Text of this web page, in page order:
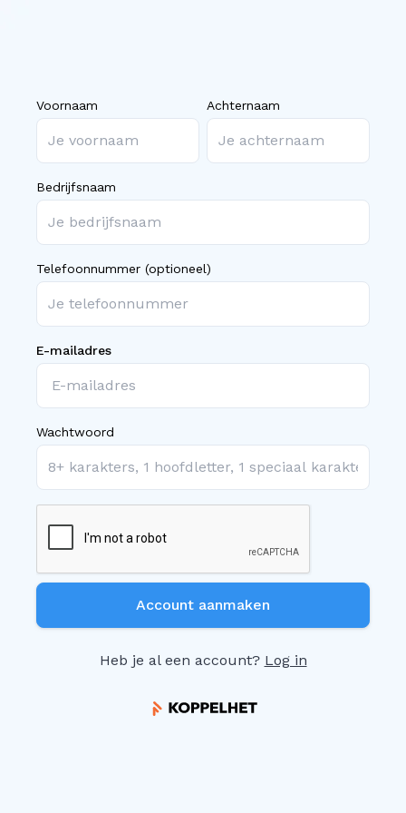
Voornaam Achternaam
Bedrijfsnaam
Telefoonnummer (optioneel)
E-mailadres
Wachtwoord
Heb je al een account? Log in